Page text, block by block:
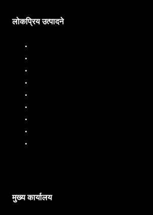
लोकप्रिय उत्पादने
मुख्य कार्यालय